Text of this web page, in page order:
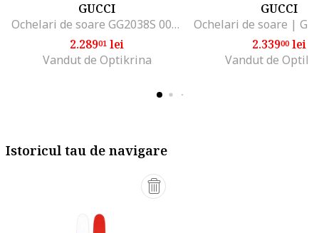
GUCCI
Ochelari de soare GG2038S 003 61
2.28901 lei
Vandut de Optikrina
GUCCI
2.33900lei
Vandut de
Istoricul tau de navigare